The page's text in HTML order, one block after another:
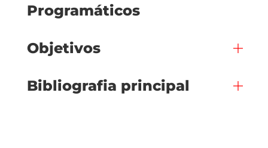
Programáticos
Objetivos
Bibliografia principal